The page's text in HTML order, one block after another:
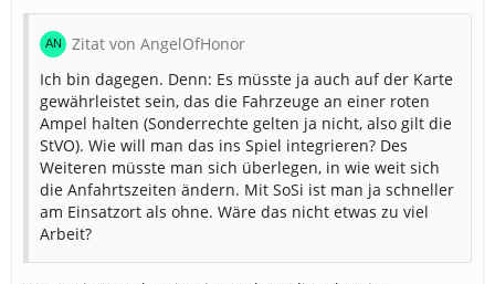
Zitat von AngelOfHonor
Ich bin dagegen. Denn: Es müsste ja auch auf der Karte
gewährleistet sein, das die Fahrzeuge an einer roten
Ampel halten (Sonderrechte gelten ja nicht, also gilt die
StVO). Wie will man das ins Spiel integrieren? Des
Weiteren müsste man sich überlegen, in wie weit sich
die Anfahrtszeiten ändern. Mit SoSi ist man ja schneller
am Einsatzort als ohne. Wäre das nicht etwas zu viel
Arbeit?